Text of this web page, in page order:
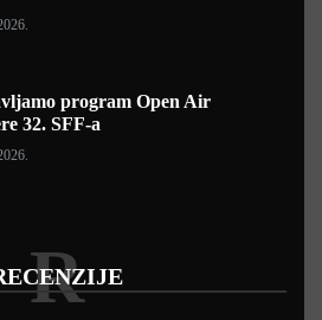
program Open Air
32. SFF-a
R